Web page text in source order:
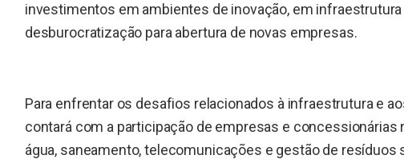
investimentos em ambientes de inovação, em
desburocratização para abertura de novas empresas.
Para enfrentar os desafios relacionados à infraestrutura e
contará com a participação de empresas e
água, saneamento, telecomunicações e gestão de resíduos